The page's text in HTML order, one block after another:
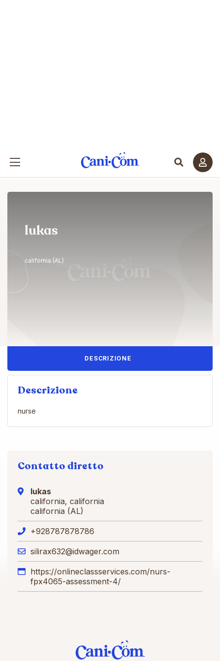
lukas
california (AL)
DESCRIZIONE
Descrizione
nurse
Contatto diretto
lukas
california, california
california (AL)
+928787878786
silirax632@idwager.com
https://onlineclassservices.com/nurs-
fpx4065-assessment-4/